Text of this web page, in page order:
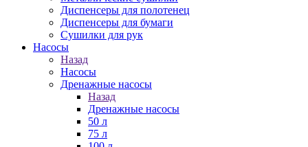
Диспенсеры для полотенец
Диспенсеры для бумаги
Сушилки для рук
Насосы
Назад
Насосы
Дренажные насосы
Назад
Дренажные насосы
50 л
75 л